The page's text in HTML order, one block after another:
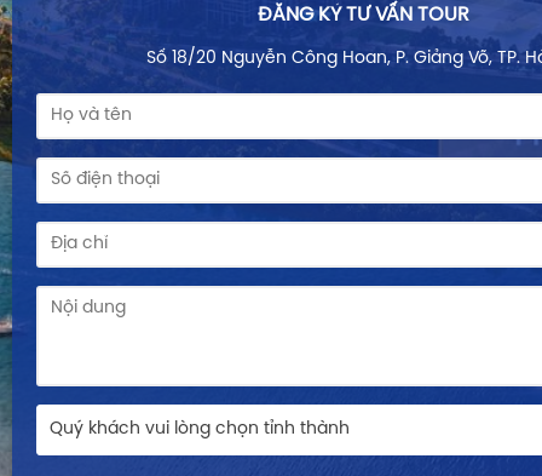
ĐĂNG KÝ TƯ VẤN TOUR
Số 18/20 Nguyễn Công Hoan, P. Giảng Võ, TP.
Quý khách vui lòng chọn tỉnh thành